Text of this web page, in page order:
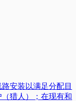
安装以满足分配目
猎人）；在现有和